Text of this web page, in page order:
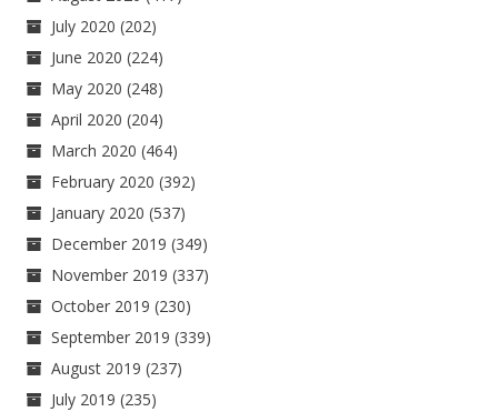
July 2020 (202)
June 2020 (224)
May 2020 (248)
April 2020 (204)
March 2020 (464)
February 2020 (392)
January 2020 (537)
December 2019 (349)
November 2019 (337)
October 2019 (230)
September 2019 (339)
August 2019 (237)
July 2019 (235)